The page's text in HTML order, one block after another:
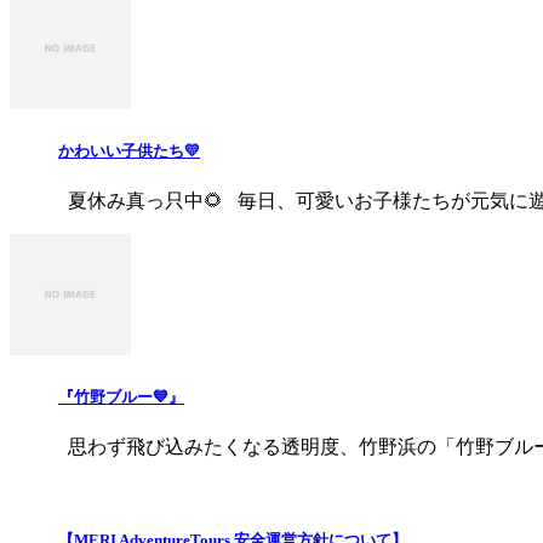
かわいい子供たち💛
夏休み真っ只中🌻 毎日、可愛いお子様たちが元気に
『竹野ブルー💙』
思わず飛び込みたくなる透明度、竹野浜の「竹野ブ